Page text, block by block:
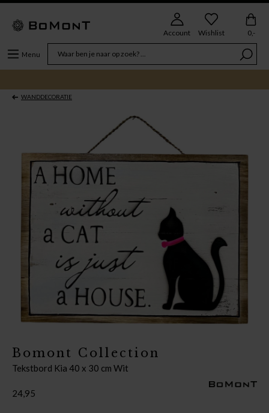
Menu
Account Wishlist 0,-
WANDDECORATIE
Bomont Collection
Tekstbord Kia 40 x 30 cm Wit
24,95